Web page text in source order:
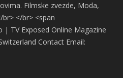
Filmske zvezde, Moda,
br> </br> <span
TV Exposed Online Magazine
Contact Email: